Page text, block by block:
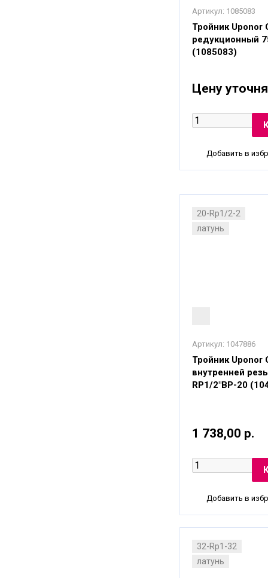
Артикул: 1085083
Тройник Uponor
редукционный
(1085083)
Цену
Добавить в
20-Rp1/2-2
латунь
Артикул: 1047886
Тройник Uponor
внутренней
RP1/2"ВР-20
1 738,00 р.
Добавить в
32-Rp1-32
латунь